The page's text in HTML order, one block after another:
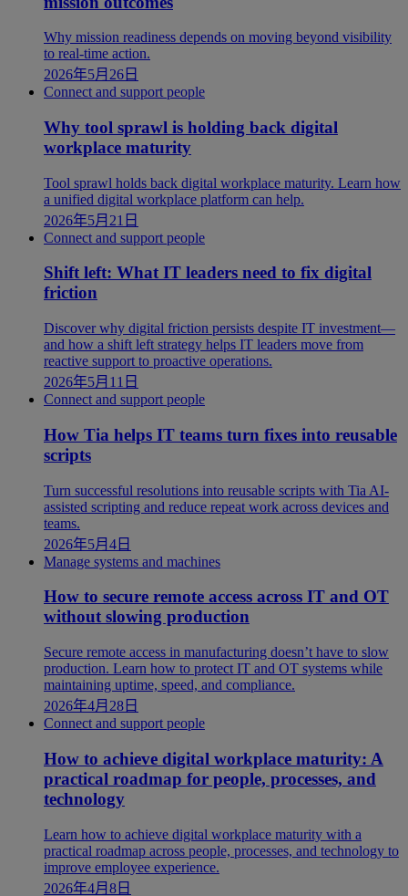
Why mission readiness depends on moving beyond visibility
to real-time action.
2026年5月26日
Connect and support people
Why tool sprawl is holding back digital
workplace maturity
Tool sprawl holds back digital workplace maturity. Learn how
a unified digital workplace platform can help.
2026年5月21日
Connect and support people
Shift left: What IT leaders need to fix digital
friction
Discover why digital friction persists despite IT investment—
and how a shift left strategy helps IT leaders move from
reactive support to proactive operations.
2026年5月11日
Connect and support people
How Tia helps IT teams turn fixes into reusable
scripts
Turn successful resolutions into reusable scripts with Tia AI-
assisted scripting and reduce repeat work across devices and
teams.
2026年5月4日
Manage systems and machines
How to secure remote access across IT and OT
without slowing production
Secure remote access in manufacturing doesn’t have to slow
production. Learn how to protect IT and OT systems while
maintaining uptime, speed, and compliance.
2026年4月28日
Connect and support people
How to achieve digital workplace maturity: A
practical roadmap for people, processes, and
technology
Learn how to achieve digital workplace maturity with a
practical roadmap across people, processes, and technology to
improve employee experience.
2026年4月8日